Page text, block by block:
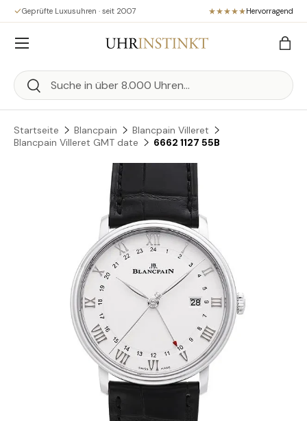
Direkt zum Inhalt
Geprüfte Luxusuhren · seit 2007 Hervorragend
Suchen
Suchen
Menü
Startseite Blancpain
Blancpain Villeret
Blancpain Villeret GMT date
6662 1127 55B
Zu Produktinformationen springen